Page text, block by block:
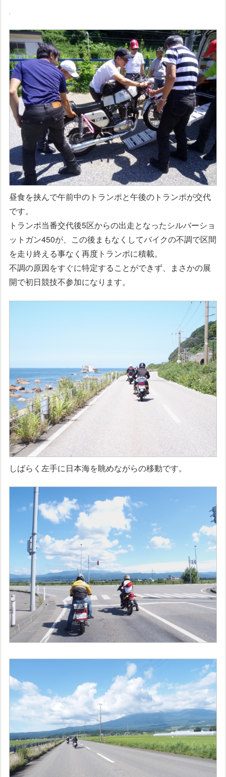
昼食を挟んで午前中のトランポと午後のトランポが交代
です。
トランポ当番交代後5区からの出走となったシルバーショ
ットガン450が、この後まもなくしてバイクの不調で区間
を走り終える事なく再度トランポに積載。
不調の原因をすぐに特定することができず、まさかの展
開で初日競技不参加になります。
しばらく左手に日本海を眺めながらの移動です。